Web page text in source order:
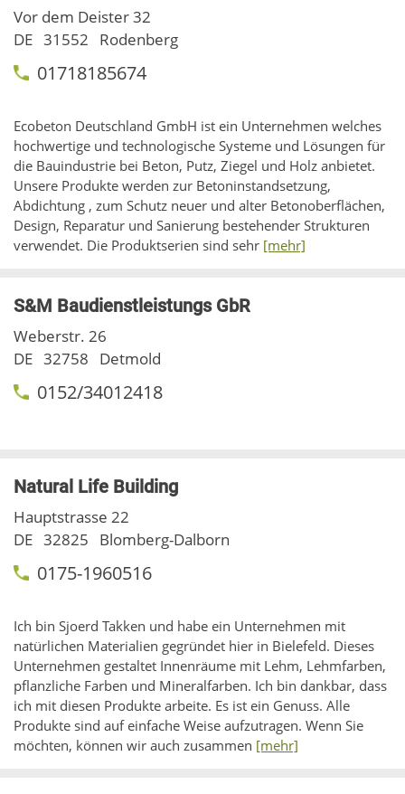
Vor dem Deister 32
DE 31552 Rodenberg
01718185674
Ecobeton Deutschland GmbH ist ein Unternehmen welches
hochwertige und technologische Systeme und Lösungen für
die Bauindustrie bei Beton, Putz, Ziegel und Holz anbietet.
Unsere Produkte werden zur Betoninstandsetzung,
Abdichtung , zum Schutz neuer und alter Betonoberflächen,
Design, Reparatur und Sanierung bestehender Strukturen
verwendet. Die Produktserien sind sehr [mehr]
S&M Baudienstleistungs GbR
Weberstr. 26
DE 32758 Detmold
0152/34012418
Natural Life Building
Hauptstrasse 22
DE 32825 Blomberg-Dalborn
0175-1960516
Ich bin Sjoerd Takken und habe ein Unternehmen mit
natürlichen Materialien gegründet hier in Bielefeld. Dieses
Unternehmen gestaltet Innenräume mit Lehm, Lehmfarben,
pflanzliche Farben und Mineralfarben. Ich bin dankbar, dass
ich mit diesen Produkte arbeite. Es ist ein Genuss. Alle
Produkte sind auf einfache Weise aufzutragen. Wenn Sie
möchten, können wir auch zusammen [mehr]